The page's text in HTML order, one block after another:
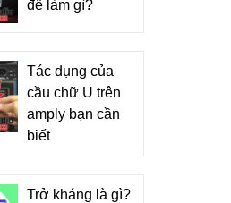
để làm gì?
Tác dụng của
cầu chữ U trên
amply bạn cần
biết
Trở kháng là gì?